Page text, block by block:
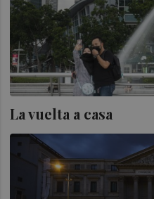
La vuelta a casa